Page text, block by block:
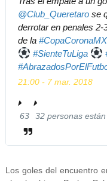
@Club_Queretaro se
derrotar en penales 2-
de la #CopaCoronaMX
#SienteTuLiga
#
21:00 - 7 mar. 2018
63 32 personas
Los goles del encuentro